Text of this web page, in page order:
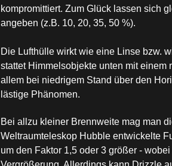
kompromittiert. Zum Glück lassen sich
angeben (z.B. 10, 20, 35, 50 %).
Die Lufthülle wirkt wie eine Linse bzw.
stattet Himmelsobjekte unten mit
allem bei niedrigem Stand über den
lästige Phänomen.
Bei allzu kleiner Brennweite mag man
Weltraumteleskop Hubble entwickelte
um den Faktor 1,5 oder 3 größer -